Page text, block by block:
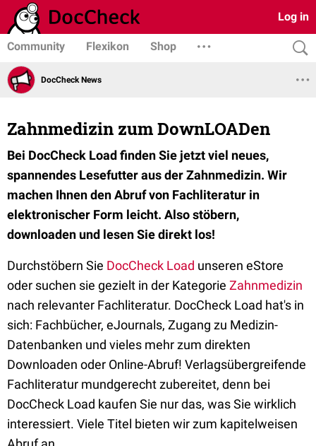
Log in
Community Flexikon Shop
DocCheck News
Zahnmedizin zum DownLOADen
Bei DocCheck Load finden Sie jetzt viel neues,
spannendes Lesefutter aus der Zahnmedizin. Wir
machen Ihnen den Abruf von Fachliteratur in
elektronischer Form leicht. Also stöbern,
downloaden und lesen Sie direkt los!
Durchstöbern Sie DocCheck Load unseren eStore
oder suchen sie gezielt in der Kategorie Zahnmedizin
nach relevanter Fachliteratur. DocCheck Load hat's in
sich: Fachbücher, eJournals, Zugang zu Medizin-
Datenbanken und vieles mehr zum direkten
Downloaden oder Online-Abruf! Verlagsübergreifende
Fachliteratur mundgerecht zubereitet, denn bei
DocCheck Load kaufen Sie nur das, was Sie wirklich
interessiert. Viele Titel bieten wir zum kapitelweisen